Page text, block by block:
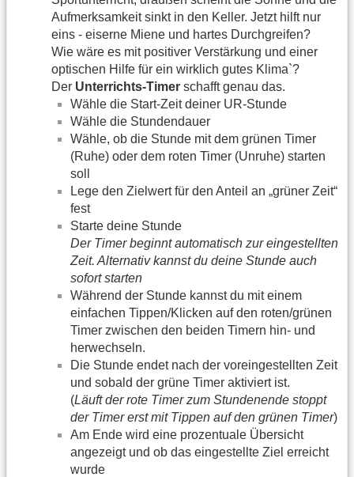
Aufmerksamkeit sinkt in den Keller. Jetzt hilft nur
eins - eiserne Miene und hartes Durchgreifen?
Wie wäre es mit positiver Verstärkung und einer
optischen Hilfe für ein wirklich gutes Klima`?
Der Unterrichts-Timer schafft genau das.
Wähle die Start-Zeit deiner UR-Stunde
Wähle die Stundendauer
Wähle, ob die Stunde mit dem grünen Timer
(Ruhe) oder dem roten Timer (Unruhe) starten
soll
Lege den Zielwert für den Anteil an „grüner Zeit“
fest
Starte deine Stunde
Der Timer beginnt automatisch zur eingestellten
Zeit. Alternativ kannst du deine Stunde auch
sofort starten
Während der Stunde kannst du mit einem
einfachen Tippen/Klicken auf den roten/grünen
Timer zwischen den beiden Timern hin- und
herwechseln.
Die Stunde endet nach der voreingestellten Zeit
und sobald der grüne Timer aktiviert ist.
(Läuft der rote Timer zum Stundenende stoppt
der Timer erst mit Tippen auf den grünen Timer)
Am Ende wird eine prozentuale Übersicht
angezeigt und ob das eingestellte Ziel erreicht
wurde